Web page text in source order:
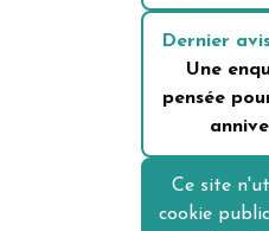
Dernier
Une
pensée
Ce site
cookie